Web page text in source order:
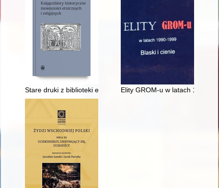
Stare druki z biblioteki ewangelickiego kościoła w Galinach w
Elity GROM-u w latach 1990-